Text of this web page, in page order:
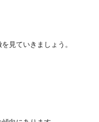
見ていきましょう。